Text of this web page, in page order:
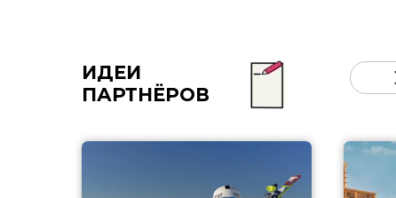
ИДЕИ
ПАРТНЁРОВ